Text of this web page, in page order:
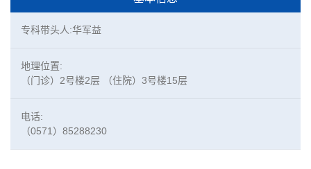
专科带头人:华军益
地理位置:
（门诊）2号楼2层 （住院）3号楼15层
电话:
（0571）85288230